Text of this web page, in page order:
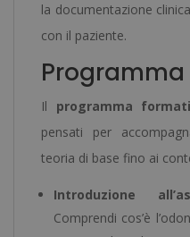
la documentazione
con il paziente.
Il programma
pensati per
teoria di base fino ai
Introduzione
Comprendi cos’è